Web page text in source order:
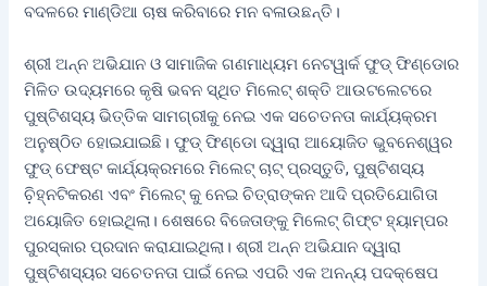
ବଦଳରେ ମାଣ୍ଡିଆ ଚାଷ କରିବାରେ ମନ ବଳାଉଛନ୍ତି।
ଶ୍ରୀ ଅନ୍ନ ଅଭିଯାନ ଓ ସାମାଜିକ ଗଣମାଧ୍ୟମ ନେଟୱାର୍କ ଫୁଡ୍ ଫିଣ୍ଡୋର
ମିଳିତ ଉଦ୍ୟମରେ କୃଷି ଭବନ ସ୍ଥିତ ମିଲେଟ୍ ଶକ୍ତି ଆଉଟଲେଟରେ
ପୁଷ୍ଟିଶସ୍ୟ ଭିତ୍ତିକ ସାମଗ୍ରୀକୁ ନେଇ ଏକ ସଚେତନତା କାର୍ଯ୍ୟକ୍ରମ
ଅନୁଷ୍ଠିତ ହୋଇଯାଇଛି। ଫୁଡ୍ ଫିଣ୍ଡୋ ଦ୍ୱାରା ଆୟୋଜିତ ଭୁବନେଶ୍ୱର
ଫୁଡ୍ ଫେଷ୍ଟ କାର୍ଯ୍ୟକ୍ରମରେ ମିଲେଟ୍ ଚାଟ୍ ପ୍ରସ୍ତୁତି, ପୁଷ୍ଟିଶସ୍ୟ
ଚି଼ହ୍ନଟିକରଣ ଏବଂ ମିଲେଟ୍ କୁ ନେଇ ଚିତ୍ରାଙ୍କନ ଆଦି ପ୍ରତିଯୋଗିତା
ଅୟୋଜିତ ହୋଇଥିଲା। ଶେଷରେ ବିଜେତାଙ୍କୁ ମିଲେଟ୍ ଗିଫ୍ଟ ହ୍ୟାମ୍ପର
ପୁରସ୍କାର ପ୍ରଦାନ କରାଯାଇଥିଲା। ଶ୍ରୀ ଅନ୍ନ ଅଭିଯାନ ଦ୍ୱାରା
ପୁଷ୍ଟିଶସ୍ୟର ସଚେତନତା ପାଇଁ ନେଇ ଏପରି ଏକ ଅନନ୍ୟ ପଦକ୍ଷେପ